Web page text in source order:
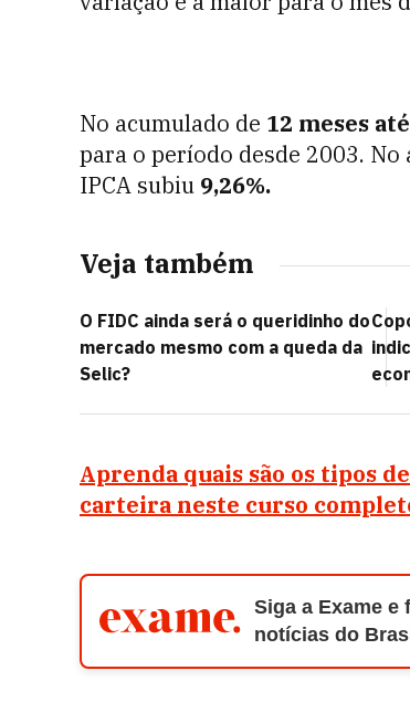
No acumulado de 12 meses
para o período desde 2003.
IPCA subiu 9,26%.
Veja também
O FIDC ainda será o queridinho do
mercado mesmo com a queda da
Selic?
Aprenda quais são os tipos
carteira neste curso
Siga a Exame
notícias do